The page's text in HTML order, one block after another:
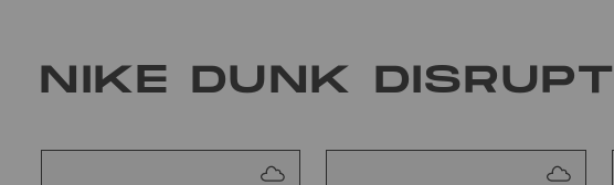
NIKE DUNK DISRUPT